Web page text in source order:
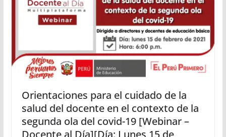
Orientaciones para el cuidado de la
salud del docente en el contexto de la
segunda ola del covid-19 [Webinar –
Docente al Día][Día: Lunes 15 de